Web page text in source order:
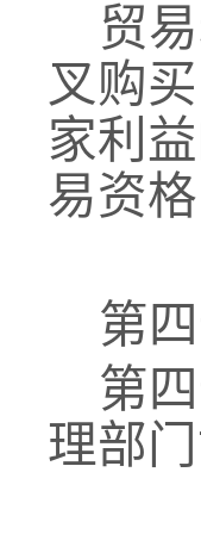
贸易
叉购
家利
易资
第
第
理部